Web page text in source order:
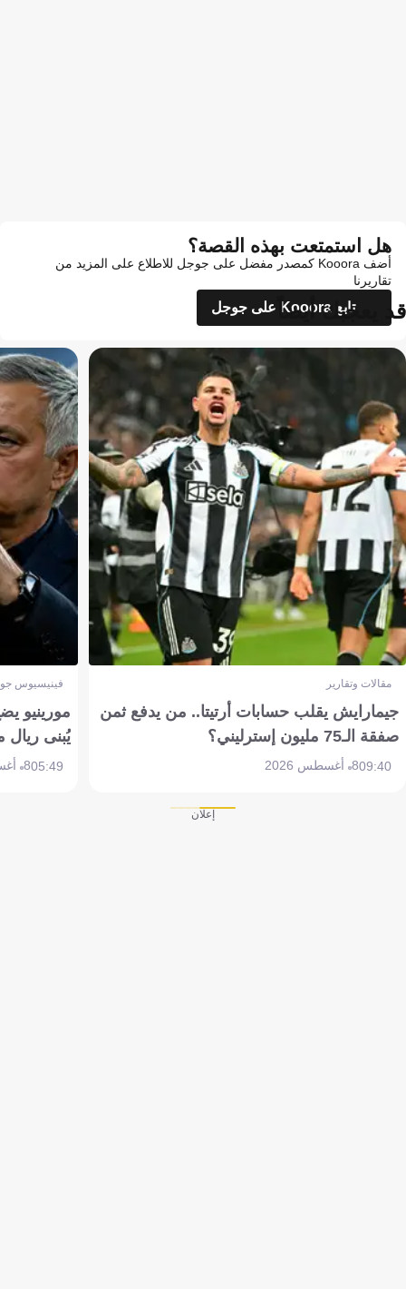
هل استمتعت بهذه القصة؟
أضف Kooora كمصدر مفضل على جوجل للاطلاع على المزيد من
تقاريرنا
تابع Kooora على جوجل
قد يعجبك أيضاً
مقالات وتقارير
جيمارايش يقلب حسابات أرتيتا.. من يدفع ثمن
صفقة الـ75 مليون إسترليني؟
09:408 أغسطس 2026
فينيسيوس
مورينيو
يُبنى ريال
05:498 أغسطس 2026
إعلان